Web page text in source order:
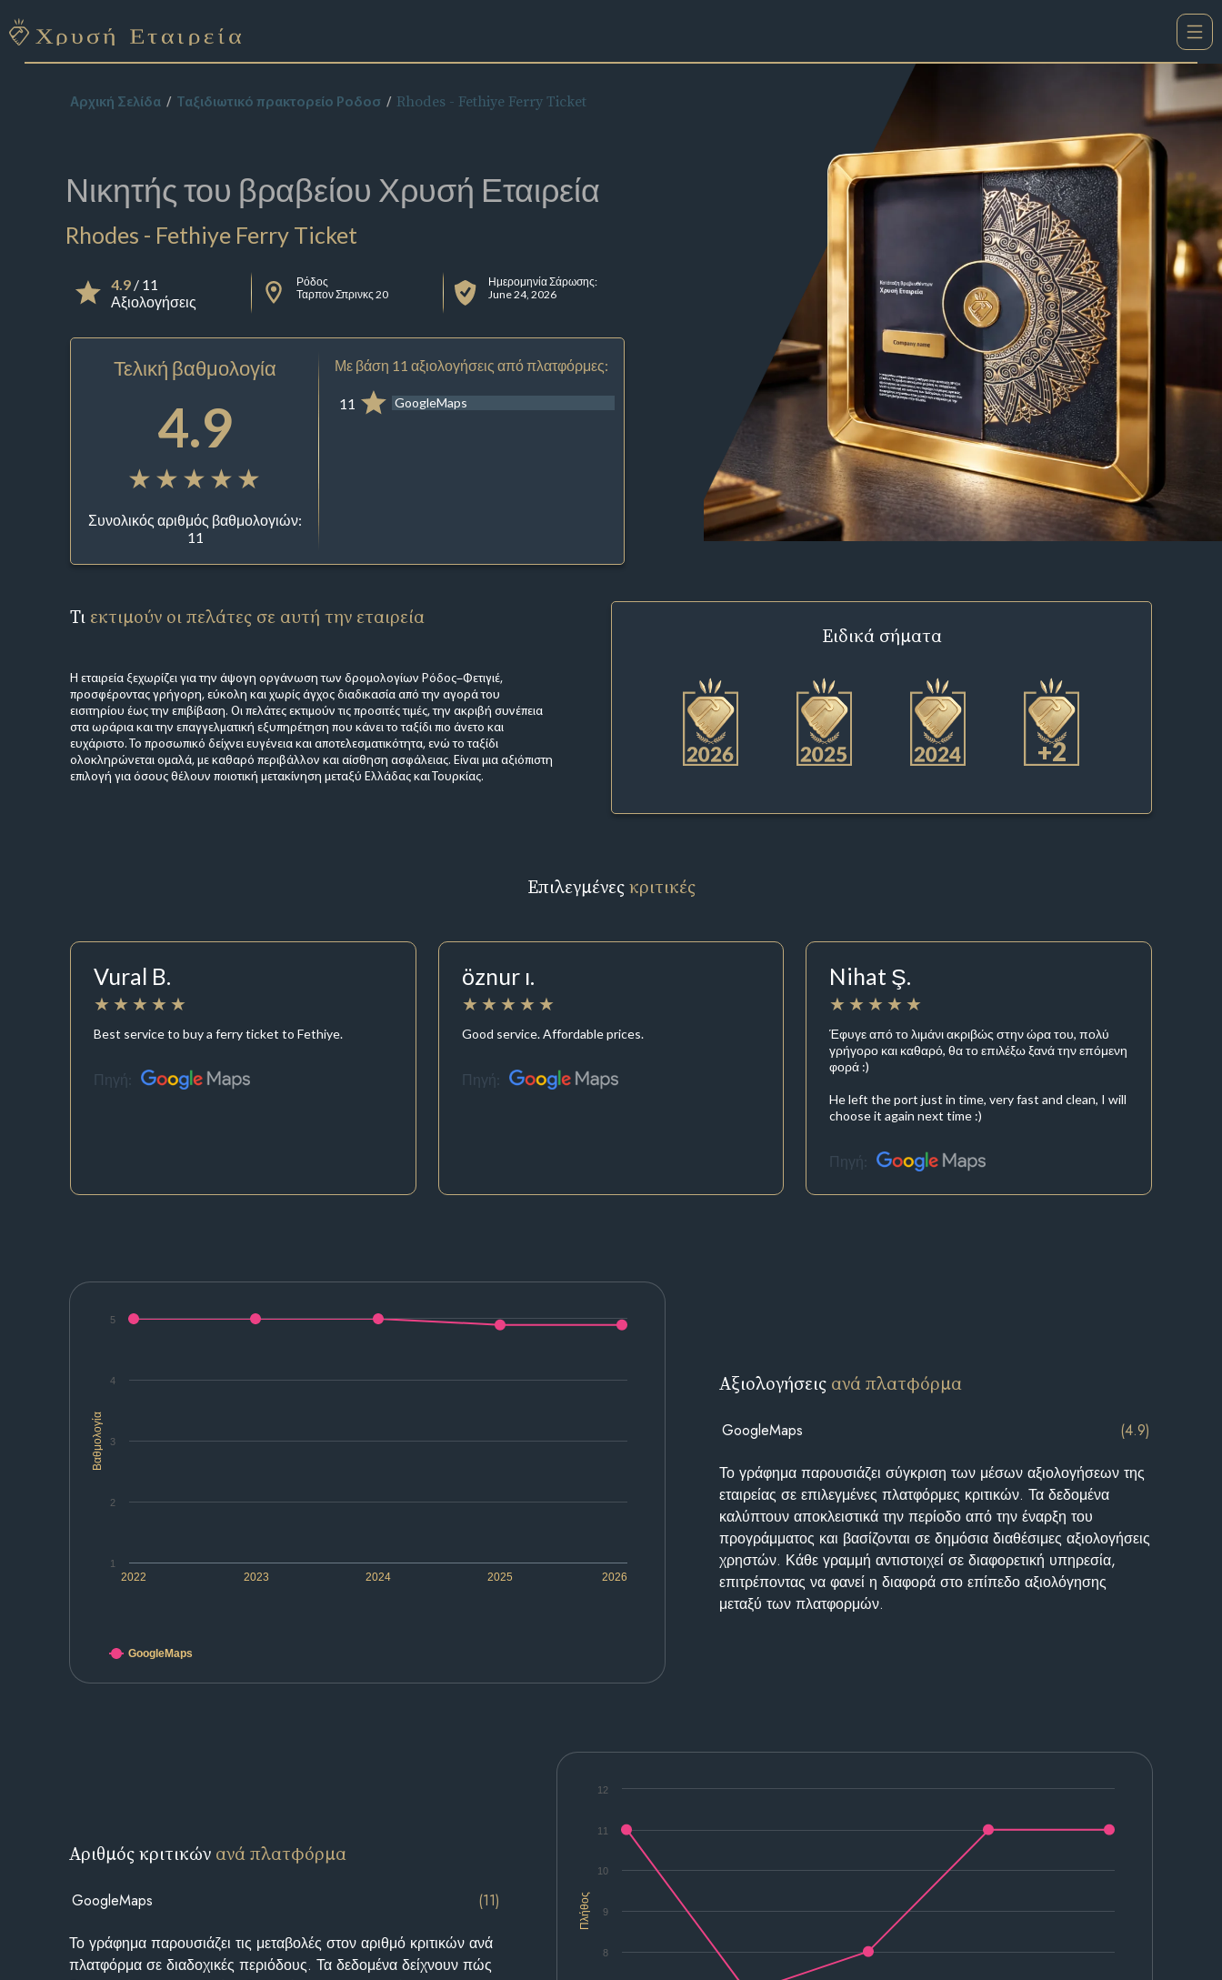
Αρχική Σελίδα Ταξιδιωτικό πρακτορείο Ροδοσ Rhodes - Fethiye Ferry Ticket
Νικητής του βραβείου Χρυσή Εταιρεία
Rhodes - Fethiye Ferry Ticket
4.9/ 11
Αξιολογήσεις
Ρόδος
Ταρπον Σπρινκς 20
Ημερομηνία Σάρωσης:
June 24, 2026
Τελική βαθμολογία
4.9
Συνολικός αριθμός βαθμολογιών:
11
Με βάση 11 αξιολογήσεις από πλατφόρμες:
11 GoogleMaps
Τι εκτιμούν οι πελάτες σε αυτή την εταιρεία
Η εταιρεία ξεχωρίζει για την άψογη οργάνωση των δρομολογίων Ρόδος–Φετιγιέ,
προσφέροντας γρήγορη, εύκολη και χωρίς άγχος διαδικασία από την αγορά του
εισιτηρίου έως την επιβίβαση. Οι πελάτες εκτιμούν τις προσιτές τιμές, την ακριβή συνέπεια
στα ωράρια και την επαγγελματική εξυπηρέτηση που κάνει το ταξίδι πιο άνετο και
ευχάριστο. Το προσωπικό δείχνει ευγένεια και αποτελεσματικότητα, ενώ το ταξίδι
ολοκληρώνεται ομαλά, με καθαρό περιβάλλον και αίσθηση ασφάλειας. Είναι μια αξιόπιστη
επιλογή για όσους θέλουν ποιοτική μετακίνηση μεταξύ Ελλάδας και Τουρκίας.
Ειδικά σήματα
+2
Επιλεγμένεςκριτικές
Vural B.
Best service to buy a ferry ticket to Fethiye.
Πηγή:
öznur ı.
Good service. Affordable prices.
Πηγή:
Nihat Ş.
Έφυγε από το λιμάνι ακριβώς στην ώρα του, πολύ
γρήγορο και καθαρό, θα το επιλέξω ξανά την επόμενη
φορά :)
He left the port just in time, very fast and clean, I will
choose it again next time :)
Πηγή:
Βαθμολογία
2022 2023 2024 2025 2026
1
2
3
4
5
GoogleMaps
Αξιολογήσεις ανά πλατφόρμα
GoogleMaps (4.9)
Το γράφημα παρουσιάζει σύγκριση των μέσων αξιολογήσεων της
εταιρείας σε επιλεγμένες πλατφόρμες κριτικών. Τα δεδομένα
καλύπτουν αποκλειστικά την περίοδο από την έναρξη του
προγράμματος και βασίζονται σε δημόσια διαθέσιμες αξιολογήσεις
χρηστών. Κάθε γραμμή αντιστοιχεί σε διαφορετική υπηρεσία,
επιτρέποντας να φανεί η διαφορά στο επίπεδο αξιολόγησης
μεταξύ των πλατφορμών.
Πλήθος
8
9
10
11
12
Αριθμός κριτικών ανά πλατφόρμα
GoogleMaps (11)
Το γράφημα παρουσιάζει τις μεταβολές στον αριθμό κριτικών ανά
πλατφόρμα σε διαδοχικές περιόδους. Τα δεδομένα δείχνουν πώς